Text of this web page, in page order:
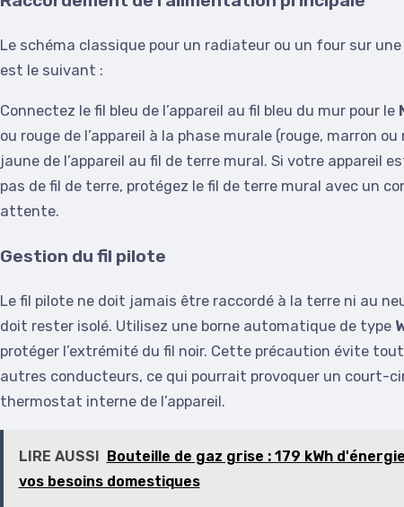
Le schéma classique pour un radiateur ou un four sur
est le suivant :
Connectez le fil bleu de l’appareil au fil bleu du mur pour le
ou rouge de l’appareil à la phase murale (rouge, marron
jaune de l’appareil au fil de terre mural. Si votre appareil
pas de fil de terre, protégez le fil de terre mural avec un
attente.
Gestion du fil pilote
Le fil pilote ne doit jamais être raccordé à la terre ni au
doit rester isolé. Utilisez une borne automatique de type
protéger l’extrémité du fil noir. Cette précaution évite
autres conducteurs, ce qui pourrait provoquer un court-
thermostat interne de l’appareil.
LIRE AUSSI
Bouteille de gaz grise : 179 kWh
vos besoins domestiques